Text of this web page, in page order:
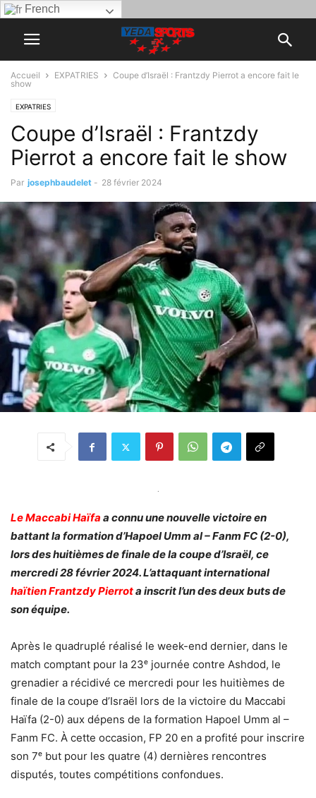
French
Accueil EXPATRIES
Coupe d’Israël : Frantzdy Pierrot a encore fait le
show
EXPATRIES
Coupe d’Israël : Frantzdy
Pierrot a encore fait le show
Par josephbaudelet - 28 février 2024
Le Maccabi Haïfa a connu une nouvelle victoire en
battant la formation d’Hapoel Umm al – Fanm FC (2-0),
lors des huitièmes de finale de la coupe d’Israël, ce
mercredi 28 février 2024. L’attaquant international
haïtien Frantzdy Pierrota inscrit l’un des deux buts de
son équipe.
Après le quadruplé réalisé le week-end dernier, dans le
match comptant pour la 23ᵉ journée contre Ashdod, le
grenadier a récidivé ce mercredi pour les huitièmes de
finale de la coupe d’Israël lors de la victoire du Maccabi
Haïfa (2-0) aux dépens de la formation Hapoel Umm al –
Fanm FC. À cette occasion, FP 20 en a profité pour inscrire
son 7ᵉ but pour les quatre (4) dernières rencontres
disputés, toutes compétitions confondues.